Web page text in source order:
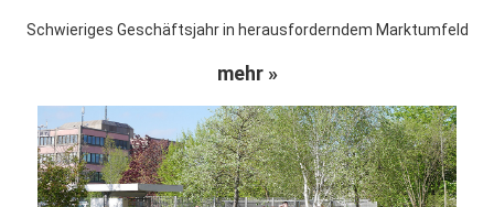
Schwieriges Geschäftsjahr in herausforderndem Marktumfeld
mehr »